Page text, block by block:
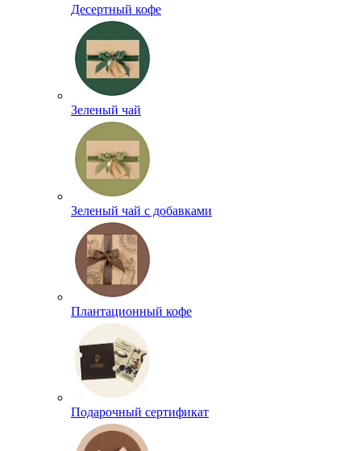
Десертный кофе
Зеленый чай
Зеленый чай с добавками
Плантационный кофе
Подарочный сертификат